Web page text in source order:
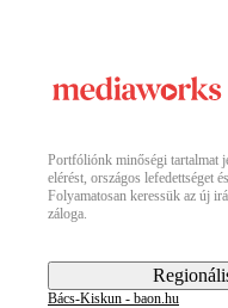
Portfóliónk minőségi tartalmat
elérést, országos lefedettséget
Folyamatosan keressük az új
záloga.
Bács-Kiskun - baon.hu